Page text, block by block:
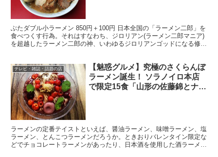
ぶたダブル小ラーメン 850円＋100円 日本全国の「ラーメン二郎」を
食べつくす行為。それはすなわち、ジロリアン(ラーメン二郎マニア)
を超越したラーメン二郎の神、いわゆるジロリアンゴッドになる修
テレビ・雑誌・話題の店
【魅惑グルメ】究極のさくらんぼ
ラーメン誕生！ ソラノイロ本店
で限定15食「山形の佐藤錦とナポ
ラーメンの定番テイストといえば、醤油ラーメン、味噌ラーメン、塩
ラーメン、とんこつラーメンだろうか。ときおりバレンタイン限定な
どでチョコレートラーメンがあったり、日本酒を使用した酒ラーメン